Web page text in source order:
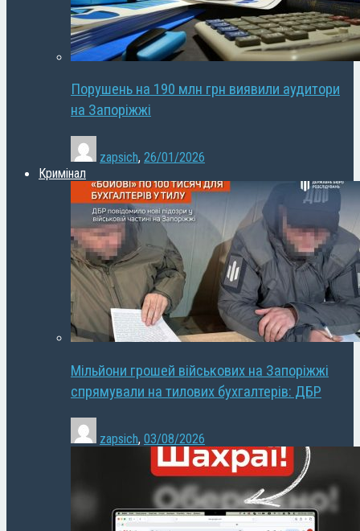
Порушень на 190 млн грн виявили аудитори
на Запоріжжі
zapsich, 26/01/2026
Кримінал
Мільйони грошей військових на Запоріжжі
спрямували на тилових бухгалтерів: ДБР
zapsich, 03/08/2026